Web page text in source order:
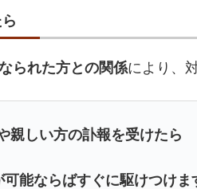
られた方との関係により、
親しい方の訃報を受けたら
能ならばすぐに駆けつけま